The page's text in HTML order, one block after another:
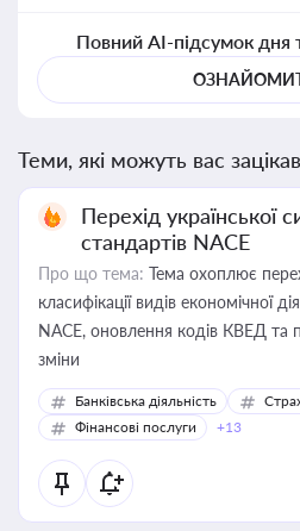
Повний AI-підсумок дня
Теми, які можуть вас
Перехід
стандартів NACE
Про що тема: Тема охоплює
класифікації видів економічної
NACE, оновлення кодів КВЕД та
зміни
Банківська діяльність
Фінансові послуги
+13